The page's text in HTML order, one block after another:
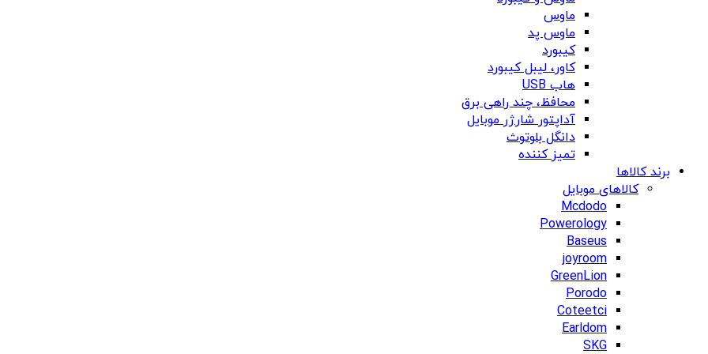
ماوس
ماوس پد
کیبورد
کاور، لیبل کیبورد
هاب USB
محافظ، چند راهی برق
آداپتور شارژر موبایل
دانگل بلوتوث
تمیز کننده
برند کالاها
کالاهای موبایل
Mcdodo
Powerology
Baseus
joyroom
GreenLion
Porodo
Coteetci
Earldom
SKG